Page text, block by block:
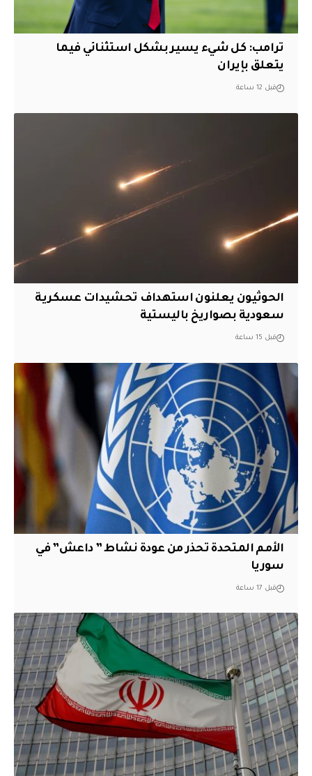
ترامب: كل شيء يسير بشكل استثنائي فيما
يتعلق بإيران
قبل 12 ساعة
الحوثيون يعلنون استهداف تحشيدات عسكرية
سعودية بصواريخ باليستية
قبل 15 ساعة
الأمم المتحدة تحذر من عودة نشاط ” داعش” في
سوريا
قبل 17 ساعة